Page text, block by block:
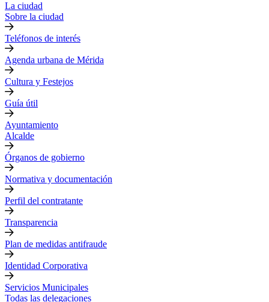
La ciudad
Sobre la ciudad
Teléfonos de interés
Agenda urbana de Mérida
Cultura y Festejos
Guía útil
Ayuntamiento
Alcalde
Órganos de gobierno
Normativa y documentación
Perfil del contratante
Transparencia
Plan de medidas antifraude
Identidad Corporativa
Servicios Municipales
Todas las delegaciones